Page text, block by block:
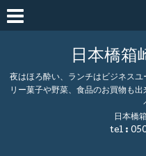
日本橋箱
夜はほろ酔い、ランチはビジネス
リー菓子や野菜、食品のお買物も
日本橋
tel :